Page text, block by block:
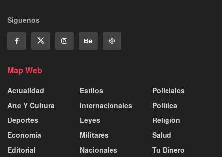
Siguenos
Map Web
Actualidad
Arte Y Cultura
Deportes
Economía
Editorial
Estilos
Internacionales
Leyes
Militares
Nacionales
Policiales
Politica
Religión
Salud
Tu Dinero